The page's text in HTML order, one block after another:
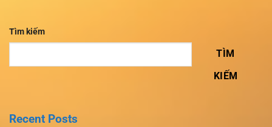
Tìm kiếm
TÌM
KIẾM
Recent Posts